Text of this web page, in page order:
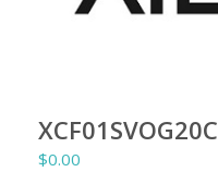
XCF01SVOG20C
$0.00